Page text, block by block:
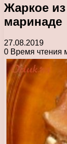
Жаркое
маринаде
27.08.2019
0 Время чтения